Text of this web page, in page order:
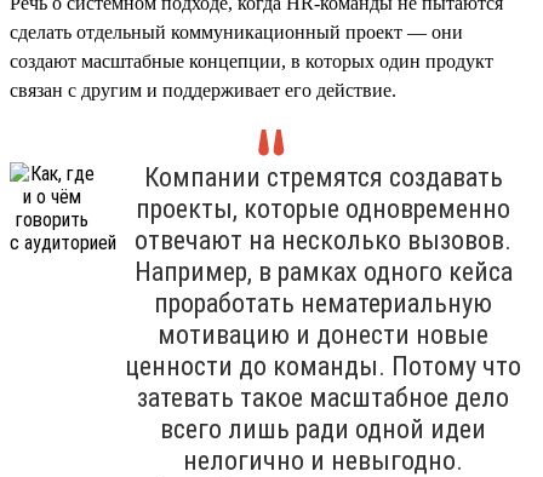
сделать отдельный коммуникационный проект — они
создают масштабные концепции, в которых один продукт
связан с другим и поддерживает его действие.
Компании стремятся создавать
проекты, которые одновременно
отвечают на несколько вызовов.
Например, в рамках одного кейса
проработать нематериальную
мотивацию и донести новые
ценности до команды. Потому что
затевать такое масштабное дело
всего лишь ради одной идеи
нелогично и невыгодно.